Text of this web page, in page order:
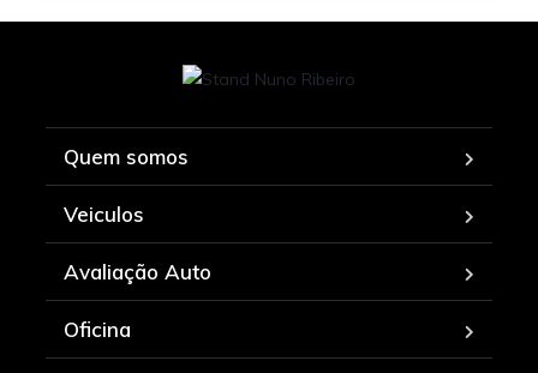
Quem somos
Veiculos
Avaliação Auto
Oficina